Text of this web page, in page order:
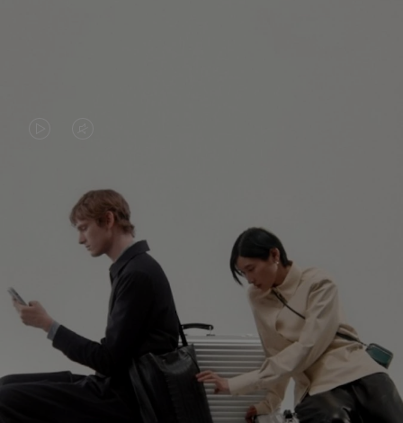
NIET
GEPAUZEERD,
DRUK
OP
OM
TE
VAN
DE
VIDEO
UITGESCHAKELD.
DRUK
GA VERDER OP ONTDEKKINGSREIS
ONTDEK ALLE TASSEN VAN RIMOWA